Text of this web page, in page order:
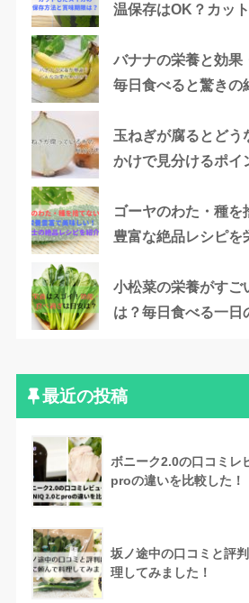
温保存はOK？カッ
バナナの栄養と効果
毎日食べると驚きの
玉ねぎが腐るとどう
かけで見分けるポイ
ゴーヤのわた・種を
豊富な絶品レシピを
小松菜の栄養がすご
は？毎日食べる一日
最近の投稿
ボニーク2.0の口コミレ
proの違いを比較した！
坂ノ途中の口コミと評
理してみました！